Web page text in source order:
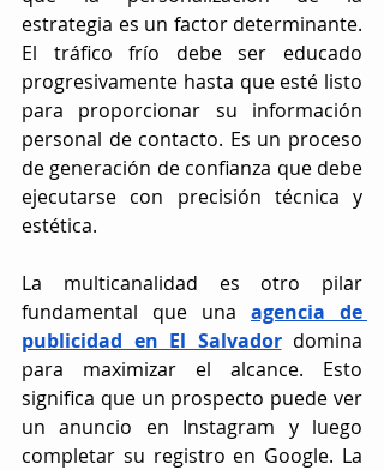
estrategia es un factor determinante.
El tráfico frío debe ser educado
progresivamente hasta que esté listo
para proporcionar su información
personal de contacto. Es un proceso
de generación de confianza que debe
ejecutarse con precisión técnica y
estética.
La multicanalidad es otro pilar
fundamental que una agencia de
publicidad en El Salvador domina
para maximizar el alcance. Esto
significa que un prospecto puede ver
un anuncio en Instagram y luego
completar su registro en Google. La